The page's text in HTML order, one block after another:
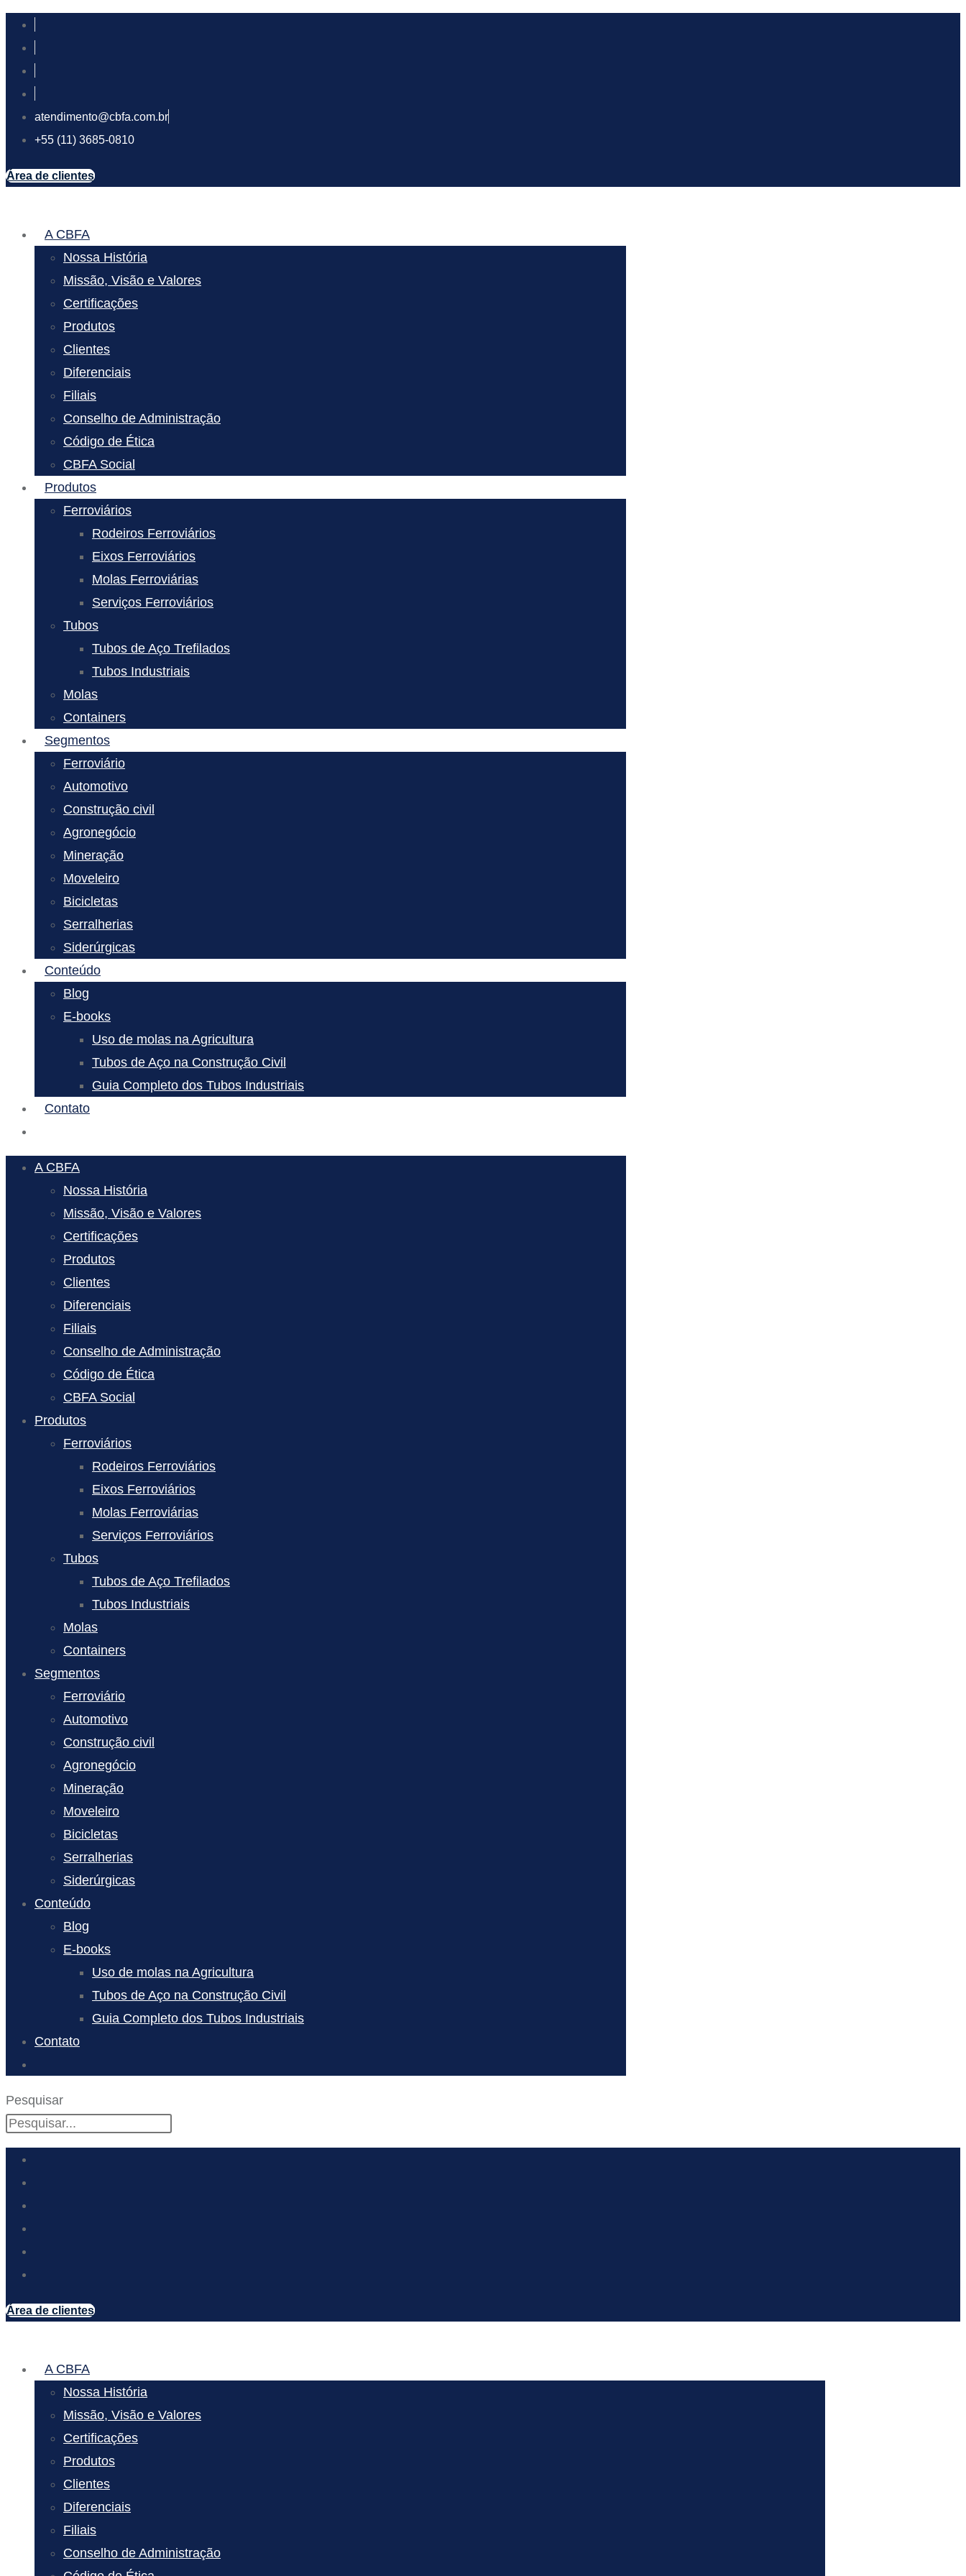
atendimento@cbfa.com.br
+55 (11) 3685-0810
Área de clientes
A CBFA
Nossa História
Missão, Visão e Valores
Certificações
Produtos
Clientes
Diferenciais
Filiais
Conselho de Administração
Código de Ética
CBFA Social
Produtos
Ferroviários
Rodeiros Ferroviários
Eixos Ferroviários
Molas Ferroviárias
Serviços Ferroviários
Tubos
Tubos de Aço Trefilados
Tubos Industriais
Molas
Containers
Segmentos
Ferroviário
Automotivo
Construção civil
Agronegócio
Mineração
Moveleiro
Bicicletas
Serralherias
Siderúrgicas
Conteúdo
Blog
E-books
Uso de molas na Agricultura
Tubos de Aço na Construção Civil
Guia Completo dos Tubos Industriais
Contato
A CBFA
Nossa História
Missão, Visão e Valores
Certificações
Produtos
Clientes
Diferenciais
Filiais
Conselho de Administração
Código de Ética
CBFA Social
Produtos
Ferroviários
Rodeiros Ferroviários
Eixos Ferroviários
Molas Ferroviárias
Serviços Ferroviários
Tubos
Tubos de Aço Trefilados
Tubos Industriais
Molas
Containers
Segmentos
Ferroviário
Automotivo
Construção civil
Agronegócio
Mineração
Moveleiro
Bicicletas
Serralherias
Siderúrgicas
Conteúdo
Blog
E-books
Uso de molas na Agricultura
Tubos de Aço na Construção Civil
Guia Completo dos Tubos Industriais
Contato
Pesquisar
Área de clientes
A CBFA
Nossa História
Missão, Visão e Valores
Certificações
Produtos
Clientes
Diferenciais
Filiais
Conselho de Administração